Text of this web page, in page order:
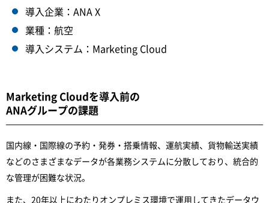
導入企業：ANA X
業種：航空
導入システム：Marketing Cloud
Marketing Cloudを導入前の
ANAグループの課題
国内線・国際線の予約・発券・搭乗情報、運航実績、貨物輸送実績
などのさまざまなデータが各業務システムに分散しており、統合的
な管理が困難な状況。
また、20年以上にわたりオンプレミス環境で運用してきたデータウ